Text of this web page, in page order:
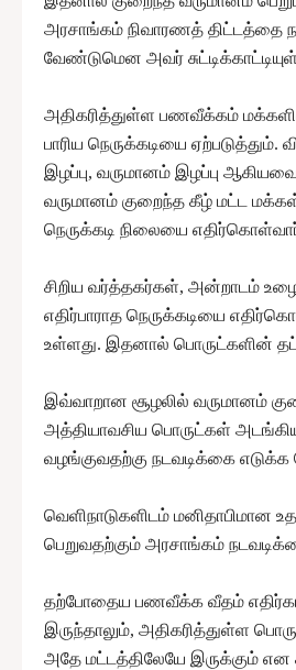
அரசாங்கம் நிவாரணத் திட்டத்தை
வேண்டுமென அவர்
அதிகரித்துள்ள பணவீக்கம்
பாரிய நெருக்கடியை ஏற்படுத்தும்.
இழப்பு, வருமானம் இழப்பு
வருமானம் குறைந்த கீழ் மட்ட
நெருக்கடி நிலையை
சிறிய வர்த்தகர்கள், அன்றாடம்
எதிர்பாராத நெருக்கடியை
உள்ளது. இதனால் பொருட்களின்
இவ்வாறான சூழலில் வருமானம்
அத்தியாவசிய பொருட்கள்
வழங்குவதற்கு நடவடிக்கை
வெளிநாடுகளிடம் மனிதாபிமான
பெறுவதற்கும் அரசாங்கம்
தற்போதைய பணவீக்க வீதம்
இருந்தாலும், அதிகரித்துள்ள
அதே மட்டத்திலேயே இருக்கும் என